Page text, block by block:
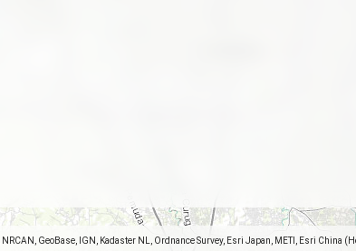
GeoBase, IGN, Kadaster NL, Ordnance Survey, Esri Japan, METI, Esri